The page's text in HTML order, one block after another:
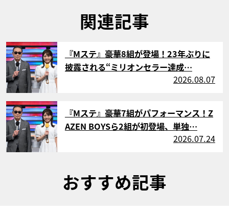
関連記事
サムネイル
『Mステ』豪華8組が登場！23年ぶりに
披露される“ミリオンセラー達成…
2026.08.07
サムネイル
『Mステ』豪華7組がパフォーマンス！Z
AZEN BOYSら2組が初登場、単独…
2026.07.24
おすすめ記事